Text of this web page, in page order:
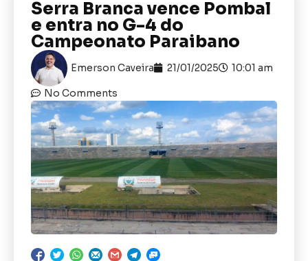
Serra Branca vence Pombal
e entra no G-4 do
Campeonato Paraibano
Emerson Caveira 21/01/2025 10:01 am
No Comments